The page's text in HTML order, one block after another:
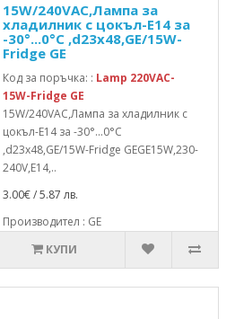
15W/240VAC,Лампа за
хладилник с цокъл-E14 за
-30°...0°C ,d23x48,GE/15W-
Fridge GE
Код за поръчка: : Lamp 220VAC-
15W-Fridge GE
15W/240VAC,Лампа за хладилник с
цокъл-E14 за -30°...0°C
,d23x48,GE/15W-Fridge GEGE15W,230-
240V,E14,..
3.00€ / 5.87 лв.
Производител : GE
КУПИ